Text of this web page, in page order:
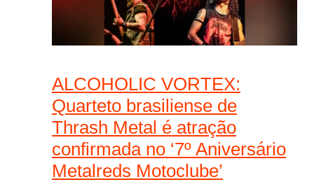
ALCOHOLIC VORTEX:
Quarteto brasiliense de
Thrash Metal é atração
confirmada no ‘7º Aniversário
Metalreds Motoclube’